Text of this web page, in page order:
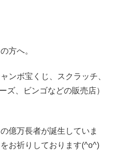
方へ。
ンボ宝くじ、スクラッチ、
ズ、ビンゴなどの販売店）
億万長者が誕生していま
お祈りしております(^o^)